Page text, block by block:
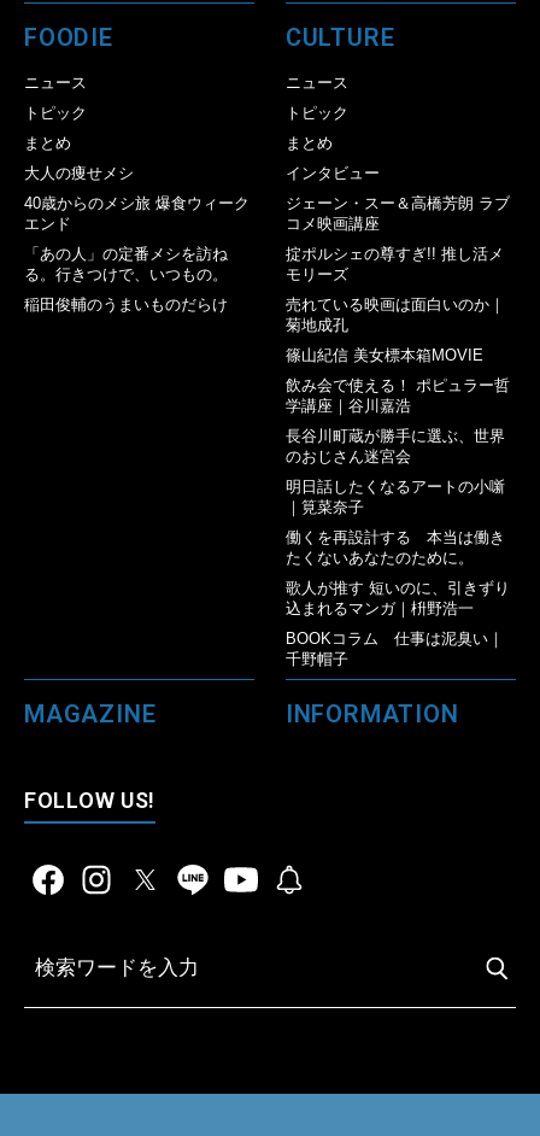
FOODIE
ニュース
トピック
まとめ
大人の痩せメシ
40歳からのメシ旅 爆食ウィーク
エンド
「あの人」の定番メシを訪ね
る。行きつけで、いつもの。
稲田俊輔のうまいものだらけ
CULTURE
ニュース
トピック
まとめ
インタビュー
ジェーン・スー＆高橋芳朗 ラブ
コメ映画講座
掟ポルシェの尊すぎ!! 推し活メ
モリーズ
売れている映画は面白いのか｜
菊地成孔
篠山紀信 美女標本箱MOVIE
飲み会で使える！ ポピュラー哲
学講座｜谷川嘉浩
長谷川町蔵が勝手に選ぶ、世界
のおじさん迷宮会
明日話したくなるアートの小噺
｜筧菜奈子
働くを再設計する 本当は働き
たくないあなたのために。
歌人が推す 短いのに、引きずり
込まれるマンガ｜枡野浩一
BOOKコラム 仕事は泥臭い｜
千野帽子
MAGAZINE INFORMATION
FOLLOW US!